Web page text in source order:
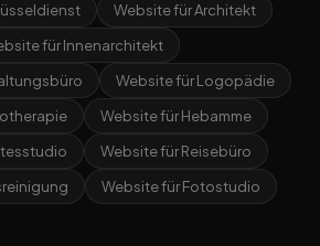
Website für Architekt
für Innenarchitekt
Website für Logopädie
Website für Hebamme
Website für Reisebüro
Website für Fotostudio